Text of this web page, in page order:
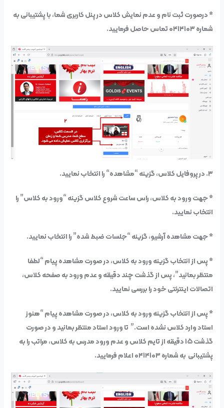
* درصورت ثبت نام و عدم نمایش کلاس در پنل کاربری شما، با پشتیبانی به
شماره ۰۴۱۴۱۰۳ تماس حاصل فرمایید.
۳. در پروفایل کلاس، گزینه “مشاهده“را انتخاب نمایید.
* جهت ورود به کلاس، راس ساعت شروع کلاس گزینه “ورود به کلاس” را
انتخاب نمایید.
* جهت مشاهده آرشیو، گزینه “جلسات ضبط شده” را انتخاب نمایید.
* پس از انتخاب گزینه ورود به کلاس، در صورت مشاهده پیام “لطفا
منتظر بمانید”، پس از گذشت چند دقیقه و عدم ورود به صفحه کلاس،
اتصالات اینترنتی خود را بررسی نمایید.
* پس از انتخاب گزینه ورود به کلاس، در صورت مشاهده پیام “هنوز
استاد وارد کلاس نشده است.” تا ورود استاد منتظر بمانید و در صورت
گذشت ۱۵ دقیقه از تایم کلاس و عدم ورود مدرس به کلاس، مراتب را به
پشتیبانی به شماره ۰۴۱۴۱۰۳ اعلام فرمایید.